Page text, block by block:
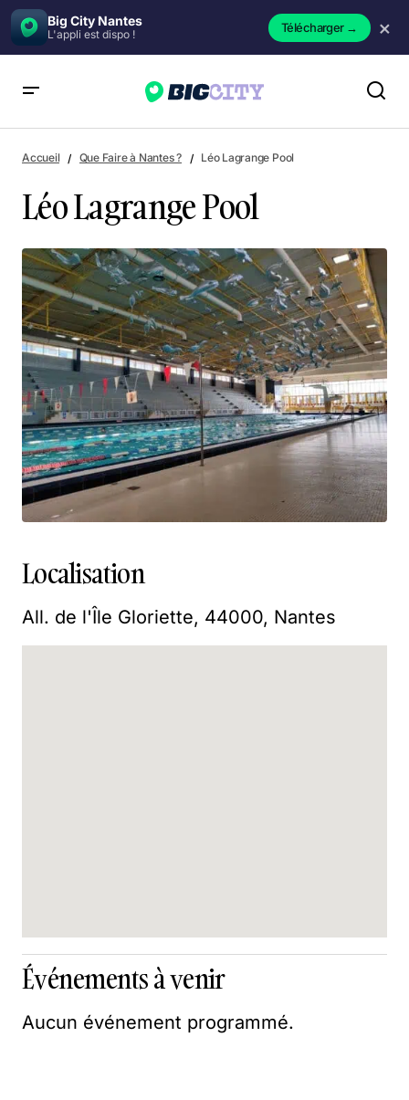
Big City Nantes
L'appli est dispo ! Télécharger→ ×
Accueil Que Faire à Nantes ? Léo Lagrange Pool
Léo Lagrange Pool
Localisation
All. de l'Île Gloriette, 44000, Nantes
Événements à venir
Aucun événement programmé.